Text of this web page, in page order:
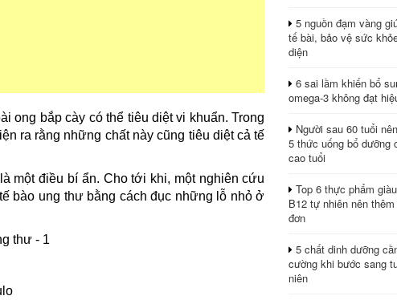
ong bắp cày có thể tiêu diệt vi khuẩn. Trong
ra rằng những chất này cũng tiêu diệt cả tế
một điều bí ẩn. Cho tới khi, một nghiên cứu
bào ung thư bằng cách đục những lỗ nhỏ ở
5 nguồn đạm vàng
tế bài, bảo vệ sức
diện
6 sai lầm khiến bổ
omega-3 không đạt
Người sau 60 tuổi
5 thức uống bổ dưỡng
cao tuổi
Top 6 thực phẩm
B12 tự nhiên nên
đơn
5 chất dinh dưỡng
cường khi bước sang
niên